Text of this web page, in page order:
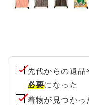
先代からの遺
必要になった
着物が見つかっ